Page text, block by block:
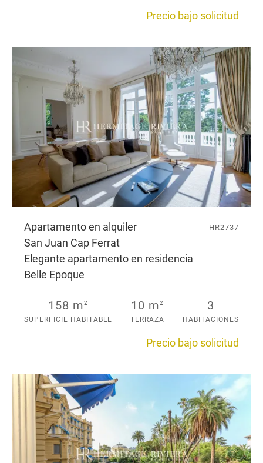
Precio bajo solicitud
Apartamento en alquiler
San Juan Cap Ferrat
Elegante apartamento en residencia
Belle Epoque
HR2737
158 m2
SUPERFICIE HABITABLE
10 m2
TERRAZA
3
HABITACIONES
Precio bajo solicitud